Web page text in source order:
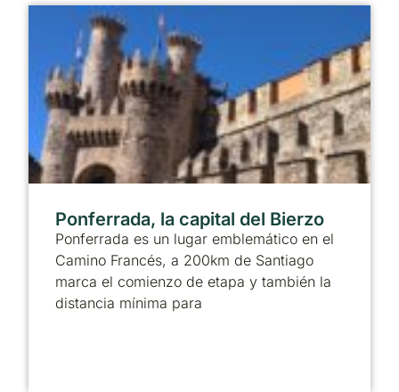
Ponferrada, la capital del Bierzo
Ponferrada es un lugar emblemático en el
Camino Francés, a 200km de Santiago
marca el comienzo de etapa y también la
distancia mínima para